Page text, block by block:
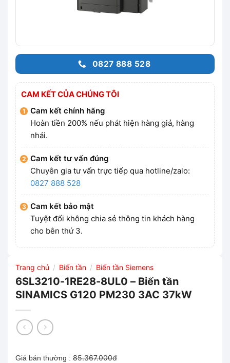
0827 888 528
CAM KẾT CỦA CHÚNG TÔI
Cam kết chính hãng
Hoàn tiền 200% nếu phát hiện hàng giả, hàng
nhái.
Cam kết tư vấn đúng
Chuyên gia tư vấn trực tiếp qua hotline/zalo:
0827 888 528
Cam kết bảo mật
Tuyệt đối không chia sẻ thông tin khách hàng
cho bên thứ 3.
Trang chủ / Biến tần / Biến tần Siemens
6SL3210-1RE28-8UL0 – Biến tần
SINAMICS G120 PM230 3AC 37kW
Giá bán thường : 85.367.000đ